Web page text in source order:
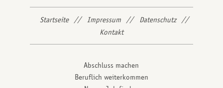
Startseite Impressum
Datenschutz
Kontakt
Abschluss machen
Beruflich weiterkommen